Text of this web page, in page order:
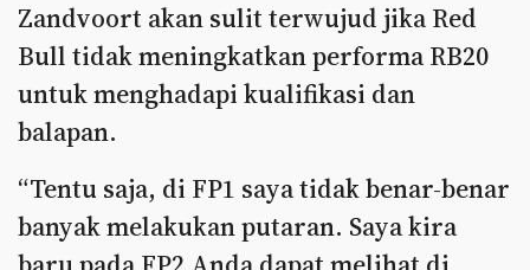
Zandvoort akan sulit terwujud jika Red
Bull tidak meningkatkan performa RB20
untuk menghadapi kualifikasi dan
balapan.
“Tentu saja, di FP1 saya tidak benar-benar
banyak melakukan putaran. Saya kira